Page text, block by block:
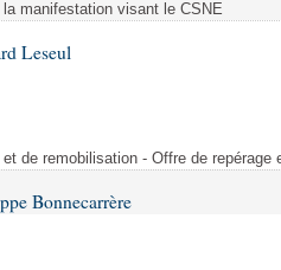
manifestation visant le CSNE
Leseul
de remobilisation - Offre de repérage
Bonnecarrère